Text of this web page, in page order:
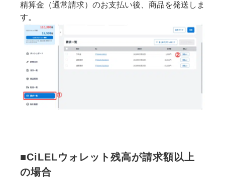
精算金（通常請求）のお支払い後、商品を発送しま
す。
■CiLELウォレット残高が請求額以上
の場合